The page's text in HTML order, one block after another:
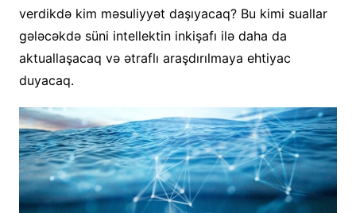
verdikdə kim məsuliyyət daşıyacaq? Bu kimi suallar
gələcəkdə süni intellektin inkişafı ilə daha da
aktuallaşacaq və ətraflı araşdırılmaya ehtiyac
duyacaq.